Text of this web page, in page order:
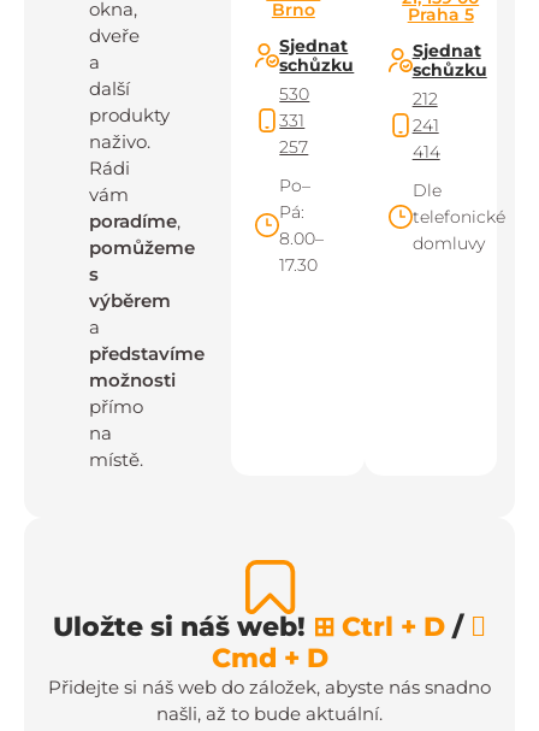
okna,
dveře
a
další
produkty
naživo.
Rádi
vám
poradíme,
pomůžeme
s
výběrem
a
představíme
možnosti
přímo
na
místě.
Brno
Sjednat
schůzku
530
331
257
Po–
Pá:
8.00–
17.30
Praha 5
Sjednat
schůzku
212
241
414
Dle
telefonické
domluvy
Uložte si náš web! ⊞ Ctrl + D / 
Cmd + D
Přidejte si náš web do záložek, abyste nás snadno
našli, až to bude aktuální.